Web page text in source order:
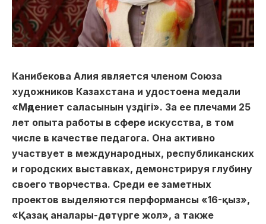
Канибекова Алия является членом Союза
художников Казахстана и удостоена медали
«Мәдениет саласынын үздігі». За ее плечами 25
лет опыта работы в сфере искусства, в том
числе в качестве педагога. Она активно
участвует в международных, республиканских
и городских выставках, демонстрируя глубину
своего творчества. Среди ее заметных
проектов выделяются перформансы «16-қыз»,
«Қазақ аналары-дәстүрге жол», а также